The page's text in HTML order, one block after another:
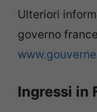
Ulteriori
governo
Ingressi in